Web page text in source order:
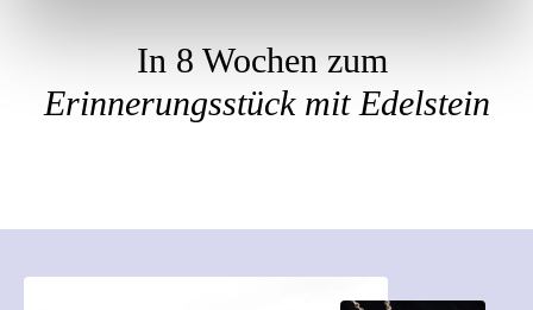
In 8 Wochen zum
Erinnerungsstück mit Edelstein